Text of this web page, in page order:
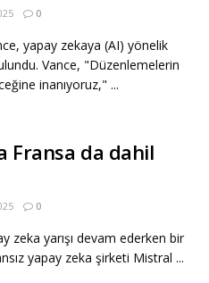
0
yapay zekaya (AI) yönelik
Vance, "Düzenlemelerin
inanıyoruz," ...
Fransa da dahil
0
zeka yarışı devam ederken bir
yapay zeka şirketi Mistral ...